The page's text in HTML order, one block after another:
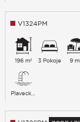
V1324PM
196 m² 3 Pokoje 9